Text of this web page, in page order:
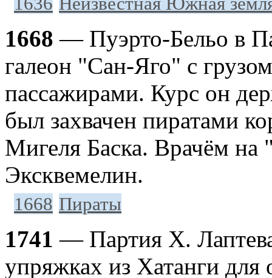
1668 — Пуэрто-Бельо в
галеон "Сан-Яго" с
пассажирами. Курс он
был захвачен пиратами
Мигеля Баска. Врачём
Эксквемелин.
1668 Пираты
1741 — Партия Х.
упряжках из Хатанги